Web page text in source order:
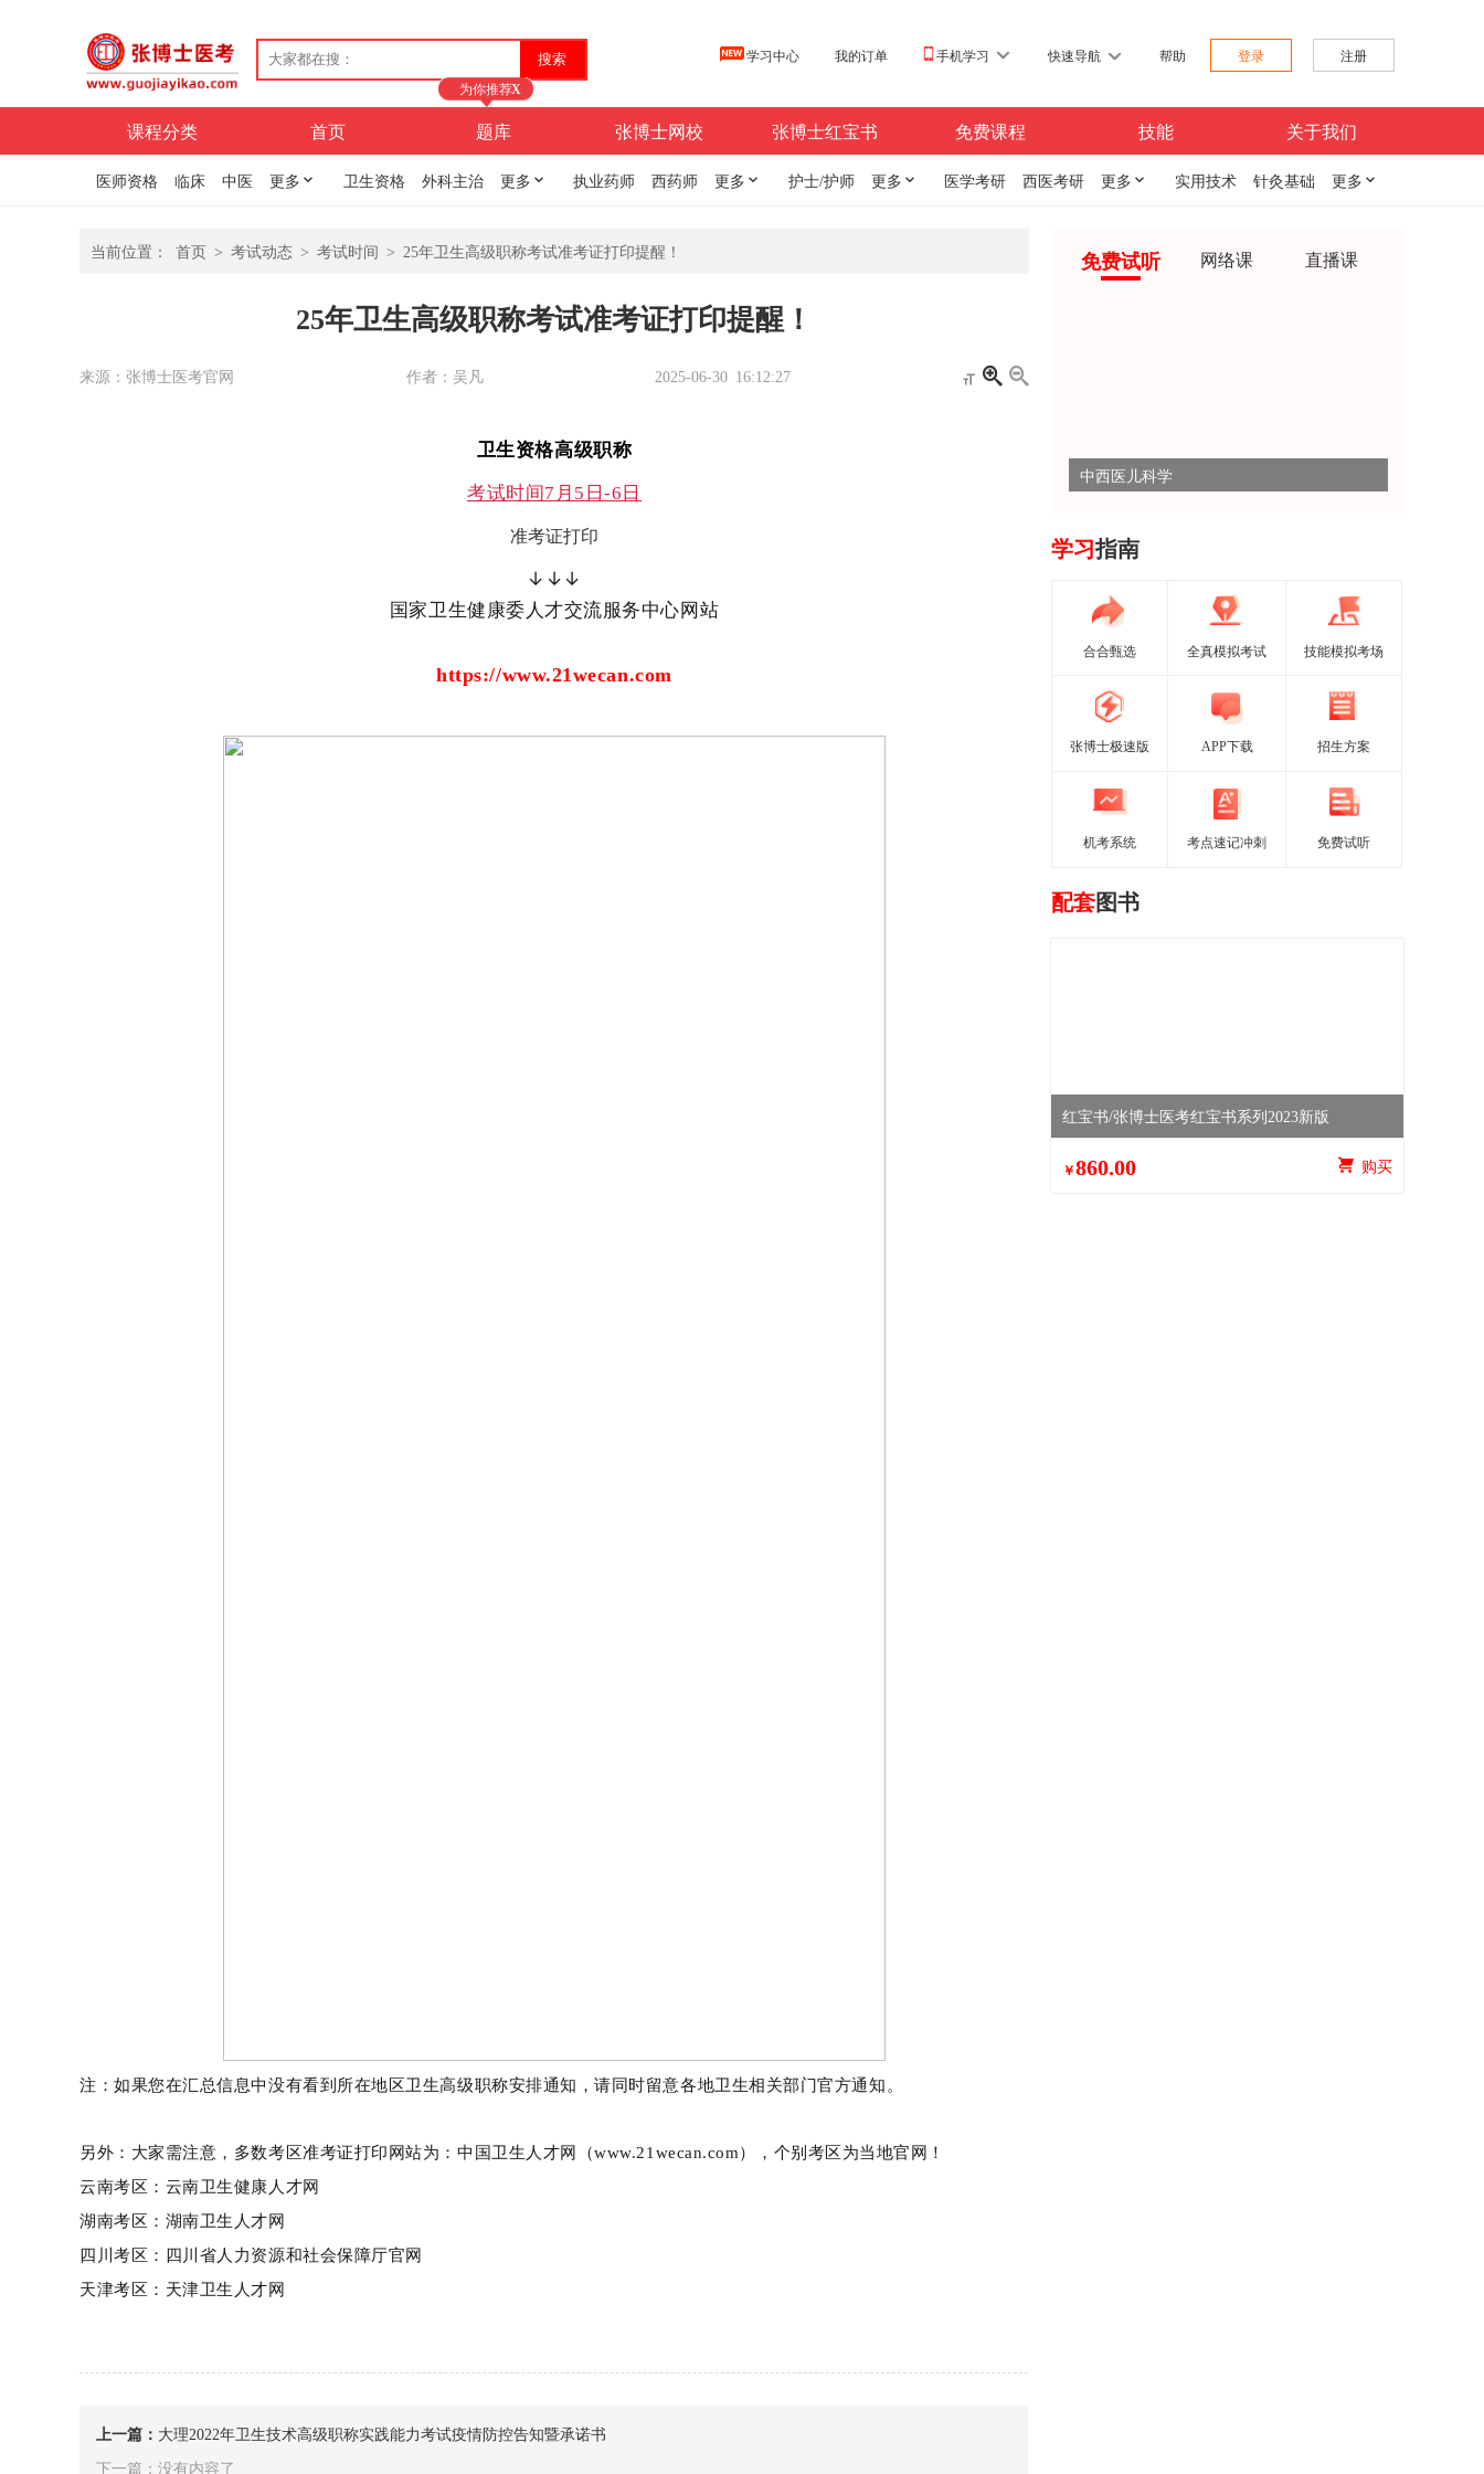
学习中心 我的订单 手机学习 快速导航 帮助 登录 注册
课程分类 首页 题库
为你推荐X
张博士网校 张博士红宝书 免费课程 技能 关于我们
医师资格 临床 中医 更多 卫生资格 外科主治 更多  执业药师 西药师 更多  护士/护师 更多  医学考研 西医考研 更多  实用技术 针灸基础 更多 
当前位置： 首页 > 考试动态 > 考试时间 > 25年卫生高级职称考试准考证打印提醒！
25年卫生高级职称考试准考证打印提醒！
来源：张博士医考官网 作者：吴凡 2025-06-30 16:12:27   
卫生资格高级职称
考试时间7月5日-6日
准考证打印
↓↓↓
国家卫生健康委人才交流服务中心网站
https://www.21wecan.com
注：如果您在汇总信息中没有看到所在地区卫生高级职称安排通知，请同时留意各地卫生相关部门官方通知。
另外：大家需注意，多数考区准考证打印网站为：中国卫生人才网（www.21wecan.com）
，个别考区为当地官网！
云南考区：云南卫生健康人才网
湖南考区：湖南卫生人才网
四川考区：四川省人力资源和社会保障厅官网
天津考区：天津卫生人才网
上一篇： 大理2022年卫生技术高级职称实践能力考试疫情防控告知暨承诺书
下一篇：没有内容了
免费试听 网络课 直播课
中西医儿科学
学习指南
合合甄选 全真模拟考试 技能模拟考场
张博士极速版 APP下载 招生方案
机考系统 考点速记冲刺 免费试听
配套图书
红宝书/张博士医考红宝书系列2023新版
￥860.00  购买